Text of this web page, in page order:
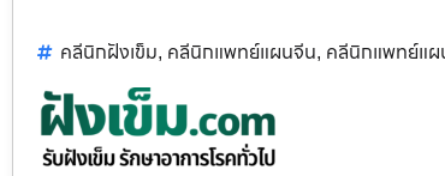
คลีนิกฝังเข็ม, คลีนิกแพทย์แผนจีน, คลีนิกแพทย์แ